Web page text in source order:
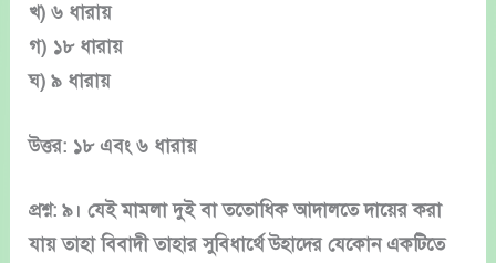
খ) ৬ ধারায়
গ) ১৮ ধারায়
ঘ) ৯ ধারায়
উত্তর: ১৮ এবং ৬ ধারায়
প্রশ্ন: ৯। যেই মামলা দুই বা ততোধিক আদালতে দায়ের করা
যায় তাহা বিবাদী তাহার সুবিধার্থে উহাদের যেকোন একটিতে